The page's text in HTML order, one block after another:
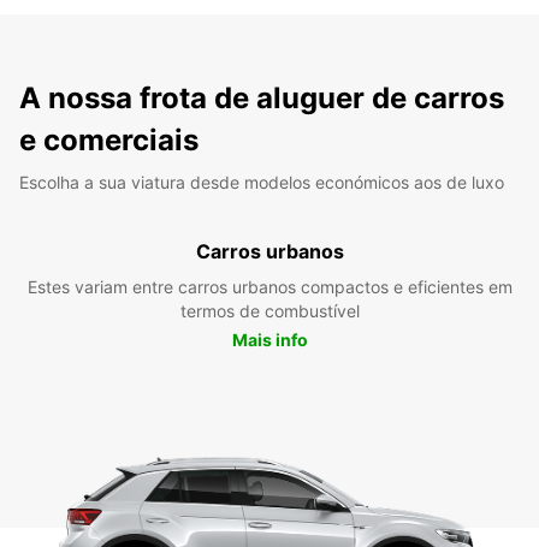
A nossa frota de aluguer de carros
e comerciais
Escolha a sua viatura desde modelos económicos aos de luxo
Carros urbanos
Estes variam entre carros urbanos compactos e eficientes em
termos de combustível
Mais info